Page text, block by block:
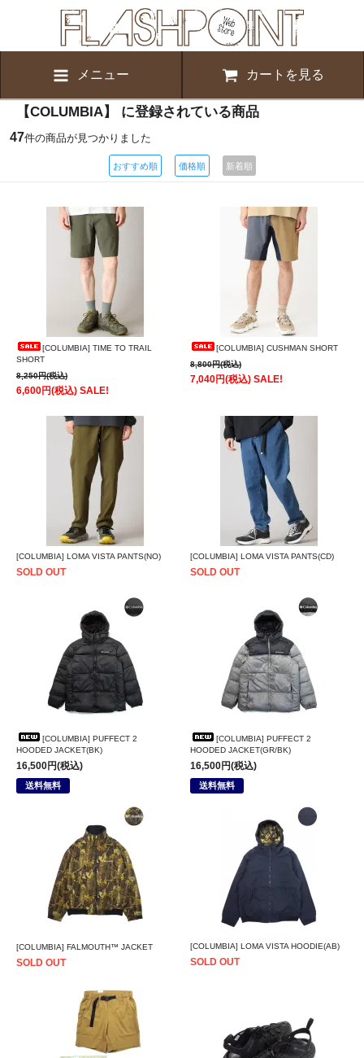
メニュー カートを見る
【COLUMBIA】 に登録されている商品
47件の商品が見つかりました
おすすめ順 価格順 新着順
[COLUMBIA] TIME TO TRAIL
SHORT
8,250円(税込)
6,600円(税込) SALE!
[COLUMBIA] CUSHMAN SHORT
8,800円(税込)
7,040円(税込) SALE!
[COLUMBIA] LOMA VISTA PANTS(NO)
SOLD OUT
[COLUMBIA] LOMA VISTA PANTS(CD)
SOLD OUT
[COLUMBIA] PUFFECT 2
HOODED JACKET(BK)
16,500円(税込)
送料無料
[COLUMBIA] PUFFECT 2
HOODED JACKET(GR/BK)
16,500円(税込)
送料無料
[COLUMBIA] FALMOUTH™ JACKET
SOLD OUT
[COLUMBIA] LOMA VISTA HOODIE(AB)
SOLD OUT